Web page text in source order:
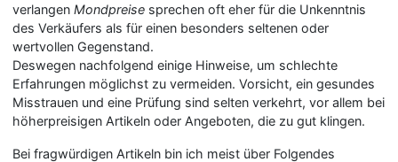
verlangenMondpreise sprechen oft eher für die Unkenntnis
des Verkäufers als für einen besonders seltenen oder
wertvollen Gegenstand.
Deswegen nachfolgend einige Hinweise, um schlechte
Erfahrungen möglichst zu vermeiden. Vorsicht, ein gesundes
Misstrauen und eine Prüfung sind selten verkehrt, vor allem bei
höherpreisigen Artikeln oder Angeboten, die zu gut klingen.
Bei fragwürdigen Artikeln bin ich meist über Folgendes